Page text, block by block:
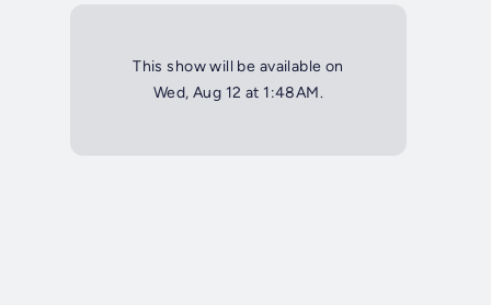
This show will be available on
Wed, Aug 12 at 1:48AM.